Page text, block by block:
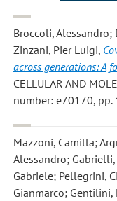
Broccoli, Alessandro;
Zinzani, Pier Luigi,
across generations: A
CELLULAR AND
number: e70170,
Mazzoni, Camilla;
Alessandro;
Gabriele; Pellegrini,
Gianmarco;